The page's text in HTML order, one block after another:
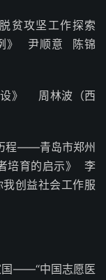
贫攻坚工作探索
》 尹顺意 陈锦
设》 周林波（西
程——青岛市郑州
培育的启示》 李
创益社会工作服
国——“中国志愿医